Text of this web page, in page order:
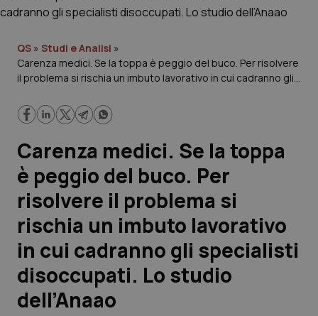
Cronache
Governo e Parlamento
Regioni e Asl
Lavoro e Professioni
Scienza e Farmaci
Studi e Analisi
Lettere al direttore
Edizioni Regionali
QS Pro
QS » Studi e Analisi »
Carenza medici. Se la toppa è peggio del buco. Per risolvere
il problema si rischia un imbuto lavorativo in cui cadranno gli
Carenza medici. Se la toppa
è peggio del buco. Per
risolvere il problema si
rischia un imbuto lavorativo
in cui cadranno gli specialisti
disoccupati. Lo studio
dell’Anaao